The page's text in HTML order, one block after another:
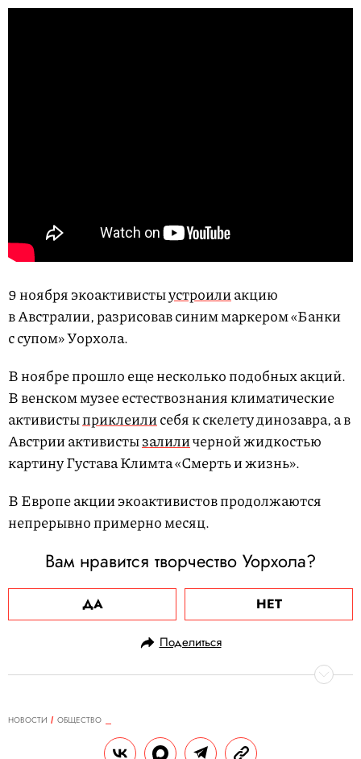
9 ноября экоактивистыустроилиакцию
в Австралии, разрисовав синим маркером «Банки
с супом» Уорхола.
В ноябре прошло еще несколько подобных акций.
В венском музее естествознания климатические
активистыприклеилисебя к скелету динозавра, а в
Австрии активистызалиличерной жидкостью
картину Густава Климта «Смерть и жизнь».
В Европе акции экоактивистов продолжаются
непрерывно примерно месяц.
Вам нравится творчество Уорхола?
ДА НЕТ
Поделиться
НОВОСТИ
ОБЩЕСТВО